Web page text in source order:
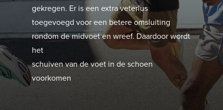
gekregen. Er is een extra veterlus
toegevoegd voor een betere omsluiting
rondom de midvoet en wreef. Daardoor wordt
het
schuiven van de voet in de schoen
voorkomen